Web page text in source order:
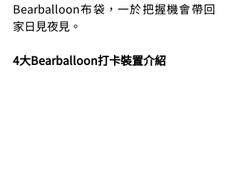
Bearballoon布袋，一於把握機會帶回
家日見夜見。
4大Bearballoon打卡裝置介紹